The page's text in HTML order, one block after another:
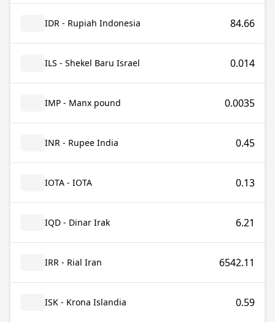
IDR - Rupiah Indonesia 84.66
ILS - Shekel Baru Israel 0.014
IMP - Manx pound 0.0035
INR - Rupee India 0.45
IOTA - IOTA 0.13
IQD - Dinar Irak 6.21
IRR - Rial Iran 6542.11
ISK - Krona Islandia 0.59